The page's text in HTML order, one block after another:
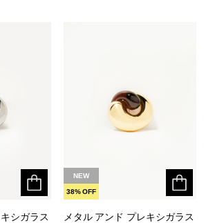
シガラス
シガラス
メタル アンド プレキシガラス
NEW
38% OFF
メタル アンド プレキシガラス